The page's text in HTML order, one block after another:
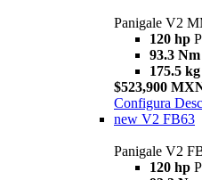
Panigale V2
120 hp
93.3 Nm
175.5 kg
$523,900
Configura
new V2 FB63
Panigale V2
120 hp